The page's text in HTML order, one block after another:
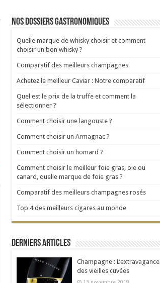
Nos dossiers gastronomiques
Quelle marque de whisky choisir et comment
choisir un bon whisky ?
Comparatif des meilleurs champagnes
Achetez le meilleur Caviar : Notre comparatif
Quel est le prix de la truffe et comment la
sélectionner ?
Comment choisir une langouste ?
Comment choisir un Armagnac ?
Comment choisir un homard ?
Comment choisir le meilleur foie gras, oie ou
canard, quelle marque de foie gras ?
Comparatif des meilleurs champagnes rosés
Top 4 des meilleurs cigares au monde
Derniers articles
Champagne : L’extravagance
des vieilles cuvées